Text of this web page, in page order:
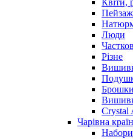
Люди
Різне
Брошки
Crystal
Чарівна